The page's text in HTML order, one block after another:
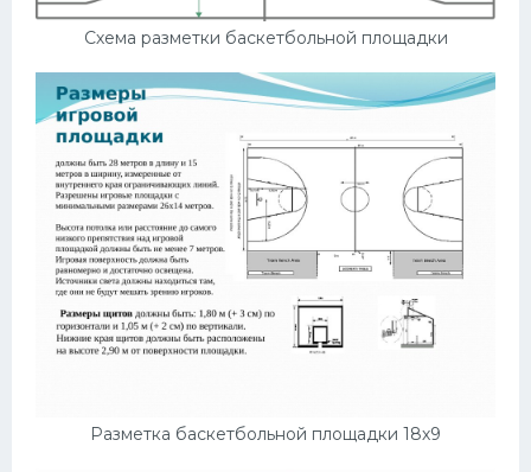
Схема разметки баскетбольной площадки
Разметка баскетбольной площадки 18х9